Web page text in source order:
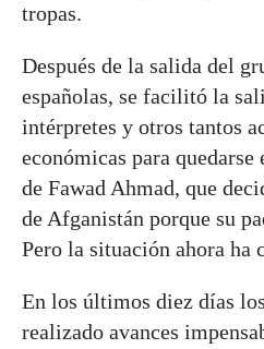
tropas.
Después de la salida del
españolas, se facilitó la
intérpretes y otros tantos
económicas para quedarse
de Fawad Ahmad, que
de Afganistán porque su
Pero la situación ahora ha
En los últimos diez días
realizado avances